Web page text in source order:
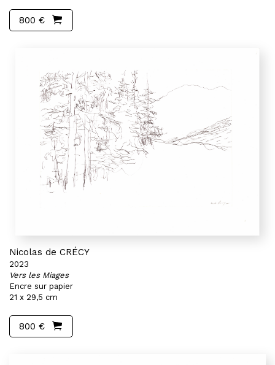
800 €
Nicolas de CRÉCY
2023
Vers les Miages
Encre sur papier
21 x 29,5 cm
800 €